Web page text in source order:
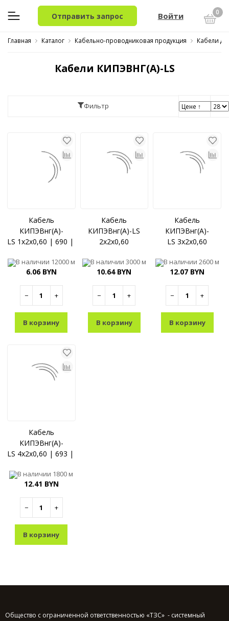
Отправить запрос Войти 0
Главная Каталог Кабельно-проводниковая продукция Кабели
Кабели КИПЭВНГ(A)-LS
Фильтр
Кабель
КИПЭВнг(A)-
LS 1x2x0,60 | 690 | Спецкабель
В наличии 12000 м
6.06 BYN
− +
В корзину
Кабель
КИПЭВнг(A)-LS
2x2x0,60
В наличии 3000 м
10.64 BYN
− +
В корзину
Кабель
КИПЭВнг(A)-
LS 3x2x0,60
В наличии 2600 м
12.07 BYN
− +
В корзину
Кабель
КИПЭВнг(A)-
LS 4x2x0,60 | 693 | Спецкабель
В наличии 1800 м
12.41 BYN
− +
В корзину
Общество с ограниченной ответственностью «ТЗС» - системный